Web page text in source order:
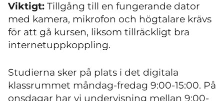
Viktigt: Tillgång till en fungerande dator
med kamera, mikrofon och högtalare krävs
för att gå kursen, liksom tillräckligt bra
internetuppkoppling.
Studierna sker på plats i det digitala
klassrummet måndag-fredag 9:00-15:00. På
onsdagar har vi undervisning mellan 9:00-